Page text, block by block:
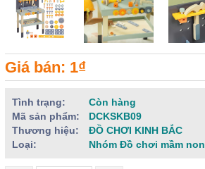
Giá bán: 1₫
Tình trạng:
Còn hàng
Mã sản phẩm:
DCKSKB09
Thương hiệu:
ĐỒ CHƠI KINH BẮC
Loại:
Nhóm Đồ chơi mầm non